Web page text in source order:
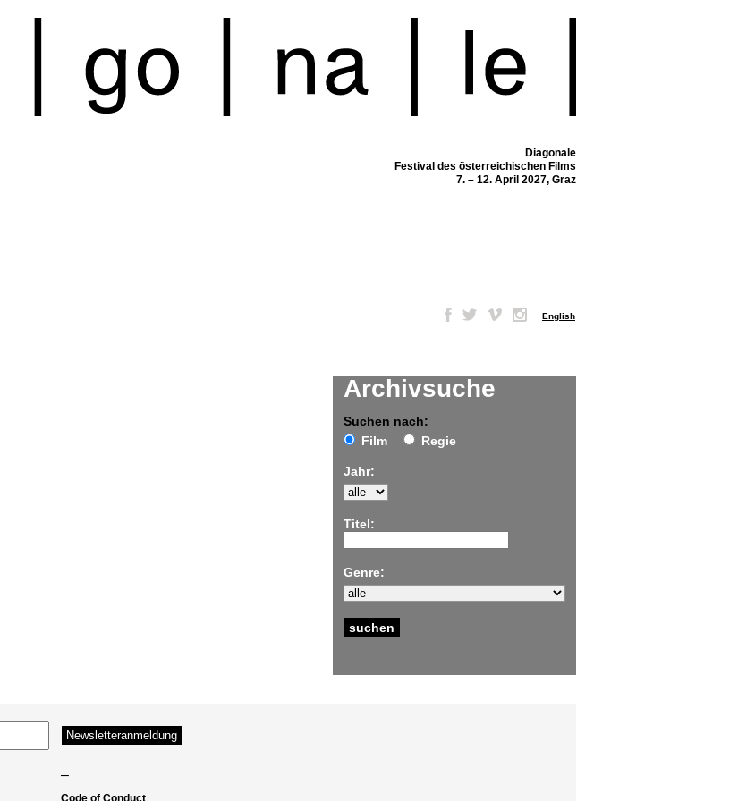
Diagonale
Festival des österreichischen Films
7. – 12. April 2027, Graz
– English
Archivsuche
Suchen nach:
Film
Regie
Jahr:
Titel:
Genre:
–
Code of Conduct